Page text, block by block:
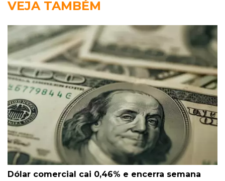
VEJA TAMBÉM
Dólar comercial cai 0,46% e encerra semana